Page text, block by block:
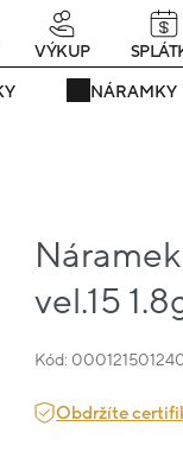
24 dní : 19h : 54m : 34s
NÁRAMKY
VÝKUP
vel.15
Kód:
Obdržíte